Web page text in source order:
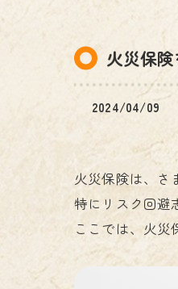
火災保
2024/04/09
火災保険は、さ
特にリスク回避
ここでは、火災